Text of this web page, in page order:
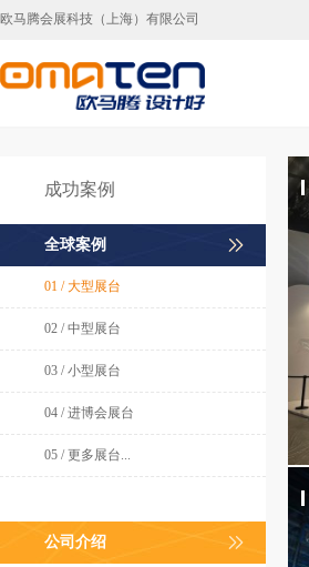
欧马腾会展科技（上海）有限公司
成功案例
全球案例
01 / 大型展台
02 / 中型展台
03 / 小型展台
04 / 进博会展台
05 / 更多展台...
公司介绍